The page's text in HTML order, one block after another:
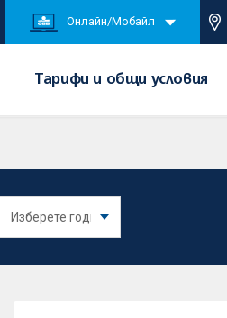
Онлайн/Мобайл
Тарифи и общи условия